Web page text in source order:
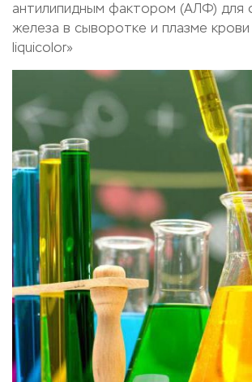
антилипидным фактором (АЛФ) для
железа в сыворотке и плазме крови
liquicolor»